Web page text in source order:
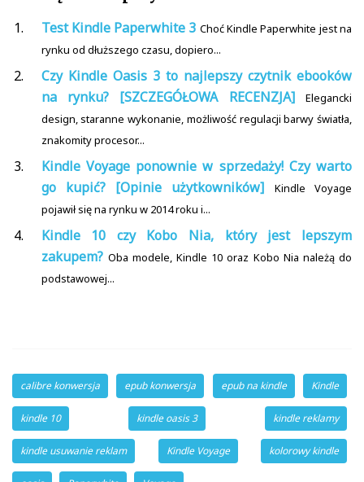
Test Kindle Paperwhite 3 Choć Kindle Paperwhite jest na
rynku od dłuższego czasu, dopiero...
Czy Kindle Oasis 3 to najlepszy czytnik ebooków
na rynku? [SZCZEGÓŁOWA RECENZJA]
Elegancki
design, staranne wykonanie, możliwość regulacji barwy światła,
znakomity procesor...
Kindle Voyage ponownie w sprzedaży! Czy warto
go kupić? [Opinie użytkowników]
Kindle Voyage
pojawił się na rynku w 2014 roku i...
Kindle 10 czy Kobo Nia, który jest lepszym
zakupem? Oba modele, Kindle 10 oraz Kobo Nia należą do
podstawowej...
calibre konwersja epub konwersja epub na kindle Kindle
kindle 10 kindle oasis 3 kindle reklamy
kindle usuwanie reklam Kindle Voyage kolorowy kindle